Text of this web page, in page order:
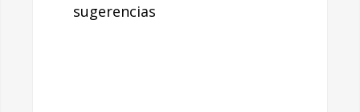
sugerencias